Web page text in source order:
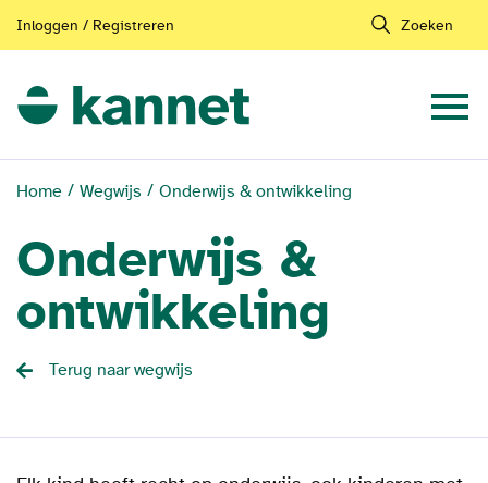
Inloggen / Registreren Zoeken
Home Wegwijs Onderwijs & ontwikkeling
Onderwijs &
ontwikkeling
Terug naar wegwijs